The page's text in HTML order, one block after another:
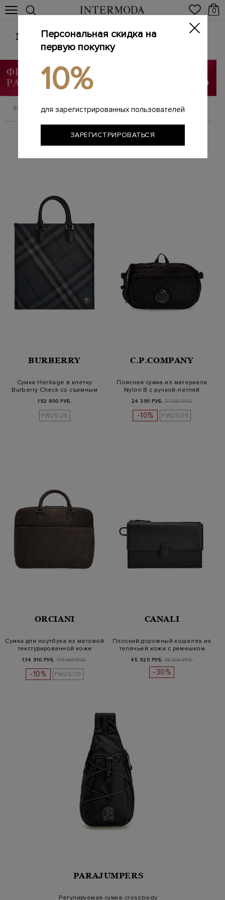
0
Мужские сумки из натуральной кожи
Главная / Мужчинам
ФИЛЬТРОВАТЬ СОРТИРОВАТЬ
BURBERRY
Сумка Heritage в клетку
Burberry Check со съемным
192 800 РУБ.
FW25/26
C.P.COMPANY
Поясная сумка из материала
Nylon B с ручкой-петлей
24 390 РУБ. 27 100 РУБ.
-10% FW25/26
ORCIANI
Сумка для ноутбука из матовой
текстурированной кожи
134 910 РУБ. 149 900 РУБ.
-10% FW25/26
CANALI
Плоский дорожный кошелек из
телячьей кожи с ремешком
45 920 РУБ. 65 600 РУБ.
-30%
PARAJUMPERS
Регулируемая сумка-crossbody
Персональная скидка на
первую покупку
10%
для зарегистрированных пользователей
ЗАРЕГИСТРИРОВАТЬСЯ